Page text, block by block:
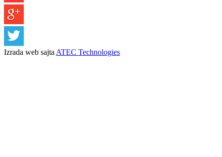
Izrada web sajta ATEC Technologies